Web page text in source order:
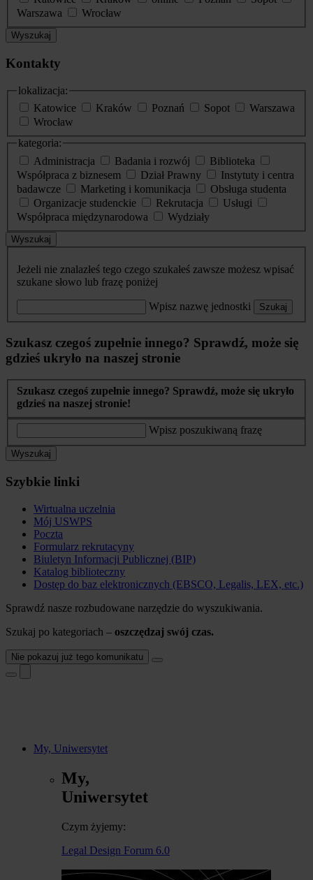
Warszawa
Wrocław
Wyszukaj
Kontakty
lokalizacja:
Katowice
Kraków Poznań Sopot
Warszawa
Wrocław
kategoria:
Administracja
Badania i rozwój
Biblioteka
Współpraca z biznesem
Dział Prawny
Instytuty i centra
badawcze
Marketing i komunikacja
Obsługa studenta
Organizacje studenckie
Rekrutacja
Usługi
Współpraca międzynarodowa
Wydziały
Wyszukaj
Jeżeli nie znalazłeś tego czego szukałeś zawsze możesz wpisać
szukane słowo lub frazę poniżej
Wpisz nazwę jednostki Szukaj
Szukasz czegoś zupełnie innego? Sprawdź, może się
gdzieś ukryło na naszej stronie
Szukasz czegoś zupełnie innego? Sprawdź, może się ukryło
gdzieś na naszej stronie!
Wpisz poszukiwaną frazę
Wyszukaj
Szybkie linki
Wirtualna uczelnia
Mój USWPS
Poczta
Formularz rekrutacyny
Biuletyn Informacji Publicznej (BIP)
Katalog biblioteczny
Dostęp do baz elektronicznych (EBSCO, Legalis, LEX, etc.)
Sprawdź nasze rozbudowane narzędzie do wyszukiwania.
Szukaj po kategoriach – oszczędzaj swój czas.
Nie pokazuj już tego komunikatu
My, Uniwersytet
My,
Uniwersytet
Czym żyjemy:
Legal Design Forum 6.0